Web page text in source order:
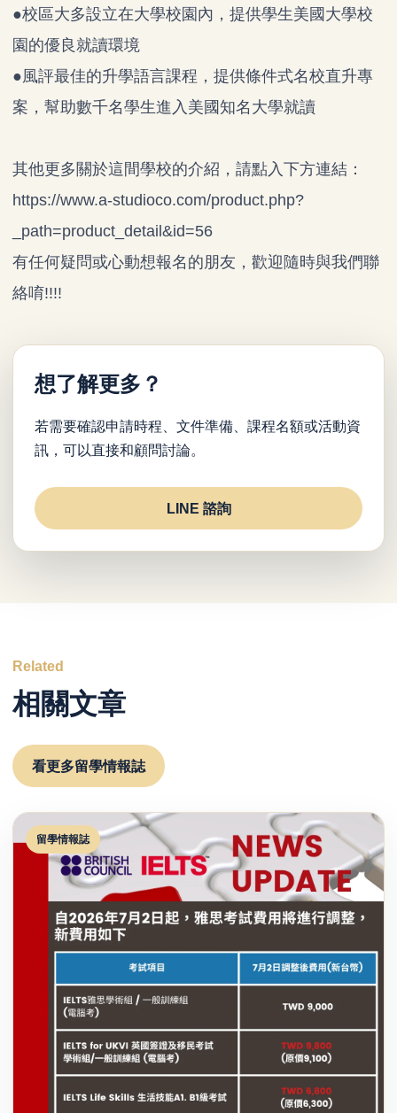
●校區大多設立在大學校園內，提供學生美國大學校
園的優良就讀環境
●風評最佳的升學語言課程，提供條件式名校直升專
案，幫助數千名學生進入美國知名大學就讀
其他更多關於這間學校的介紹，請點入下方連結：
https://www.a-studioco.com/product.php?
_path=product_detail&id=56
有任何疑問或心動想報名的朋友，歡迎隨時與我們聯
絡唷!!!!
想了解更多？
若需要確認申請時程、文件準備、課程名額或活動資
訊，可以直接和顧問討論。
LINE 諮詢
Related
相關文章
看更多留學情報誌
留學情報誌